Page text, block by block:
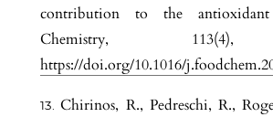
contribution to the
Chemistry, 113(4),
https://doi.org/10.1016/
Chirinos, R., Pedreschi, R.,